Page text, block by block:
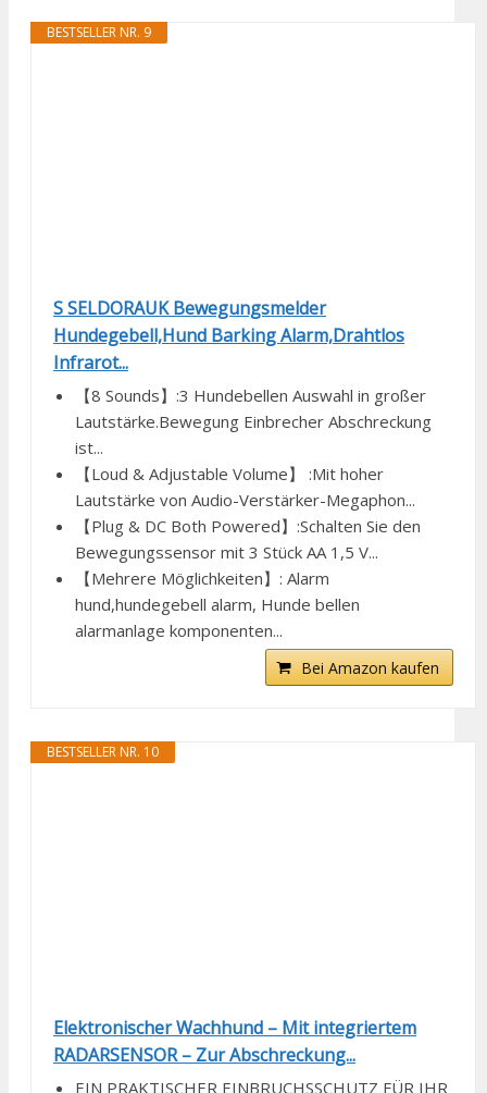
BESTSELLER NR. 9
S SELDORAUK Bewegungsmelder
Hundegebell,Hund Barking Alarm,Drahtlos
Infrarot...
【8 Sounds】:3 Hundebellen Auswahl in großer
Lautstärke.Bewegung Einbrecher Abschreckung
ist...
【Loud & Adjustable Volume】 :Mit hoher
Lautstärke von Audio-Verstärker-Megaphon...
【Plug & DC Both Powered】:Schalten Sie den
Bewegungssensor mit 3 Stück AA 1,5 V...
【Mehrere Möglichkeiten】: Alarm
hund,hundegebell alarm, Hunde bellen
alarmanlage komponenten...
Bei Amazon kaufen
BESTSELLER NR. 10
Elektronischer Wachhund – Mit integriertem
RADARSENSOR – Zur Abschreckung...
EIN PRAKTISCHER EINBRUCHSSCHUTZ FÜR IHR